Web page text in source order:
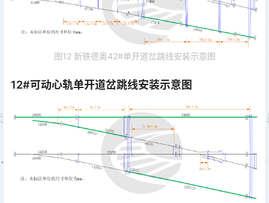
图12 新铁德奥42#单开道岔跳线安装示意图
12#可动心轨单开道岔跳线安装示意图